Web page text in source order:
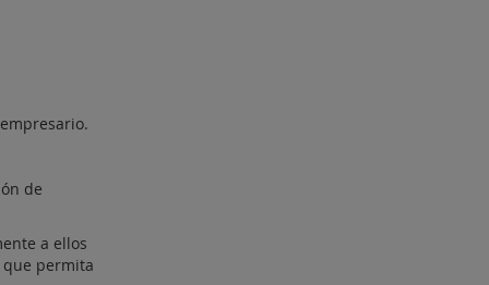
de
a ellos
permita